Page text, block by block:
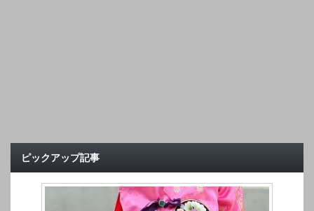
ピックアップ記事